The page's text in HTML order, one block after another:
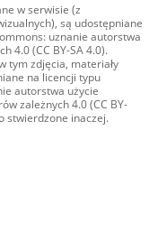
w serwisie (z
są udostępniane
uznanie autorstwa
4.0 (CC BY-SA 4.0).
tym zdjęcia, materiały
na licencji typu
autorstwa użycie
zależnych 4.0 (CC BY-
stwierdzone inaczej.